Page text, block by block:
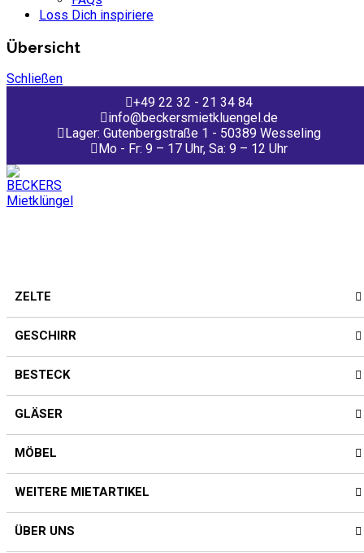
Loss Dich inspiriere
Übersicht
Schließen
+49 22 32 - 21 34 84
info@beckersmietkluengel.de
Lager: Gutenbergstraße 1 - 50389 Wesseling
Mo - Fr: 9 – 17 Uhr, Sa: 9 – 12 Uhr
ZELTE
GESCHIRR
BESTECK
GLÄSER
MÖBEL
WEITERE MIETARTIKEL
ÜBER UNS